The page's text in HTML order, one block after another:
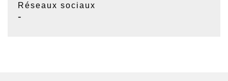
Réseaux sociaux
-